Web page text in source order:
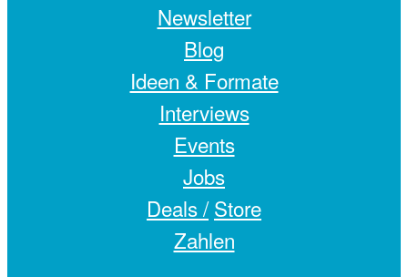
Newsletter
Blog
Ideen & Formate
Interviews
Events
Jobs
Deals / Store
Zahlen